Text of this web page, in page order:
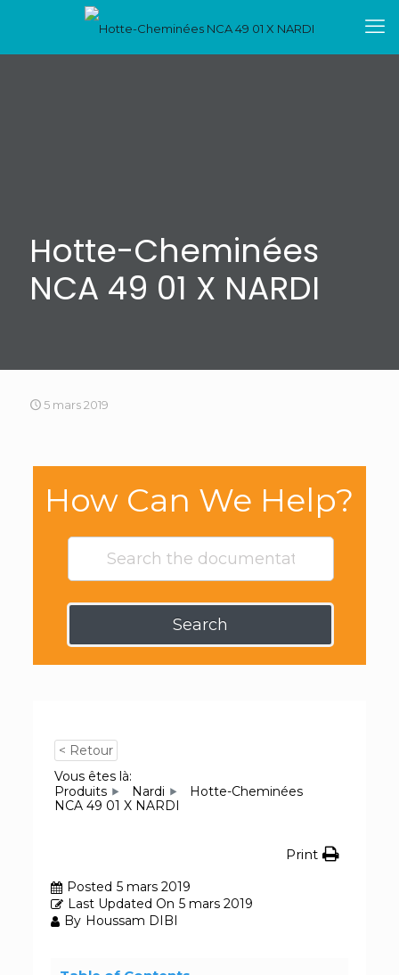
Hotte-Cheminées
NCA 49 01 X NARDI
5 mars 2019
How Can We Help?
Search
< Retour
Vous êtes là:
Produits
Nardi
Hotte-Cheminées
NCA 49 01 X NARDI
Print
Posted 5 mars 2019
Last Updated On 5 mars 2019
By Houssam DIBI